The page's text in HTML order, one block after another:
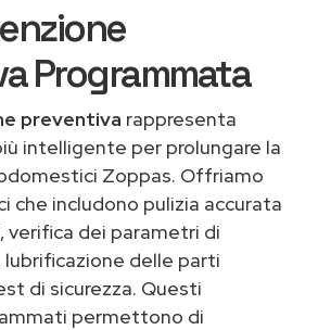
Programmata
preventiva rappresenta
intelligente per prolungare la
Zoppas. Offriamo
che includono pulizia accurata
verifica dei parametri di
delle parti
di sicurezza. Questi
permettono di